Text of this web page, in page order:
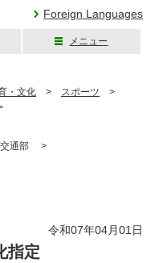
Foreign Languages
メニュー
・文化 > スポーツ >
交通部 >
令和07年04月01日
指定